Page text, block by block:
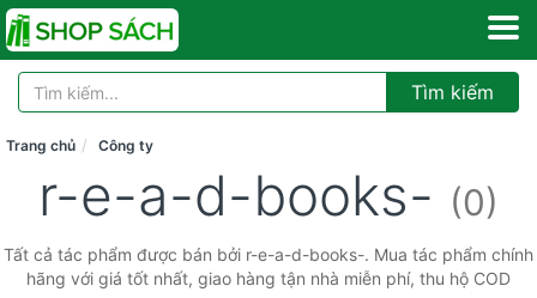
Tìm kiếm
Trang chủ Công ty
r-e-a-d-books- (0)
Tất cả tác phẩm được bán bởi r-e-a-d-books-. Mua tác phẩm chính
hãng với giá tốt nhất, giao hàng tận nhà miễn phí, thu hộ COD